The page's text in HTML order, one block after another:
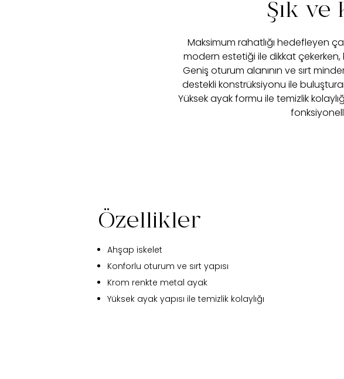
Şık
Maksimum rahatlığı hedefleyen
modern estetiği ile dikkat
Geniş oturum alanının ve sırt
destekli konstrüksiyonu ile
Yüksek ayak formu ile temizlik
Özellikler
Ahşap iskelet
Konforlu oturum ve sırt yapısı
Krom renkte metal ayak
Yüksek ayak yapısı ile temizlik kolaylığı